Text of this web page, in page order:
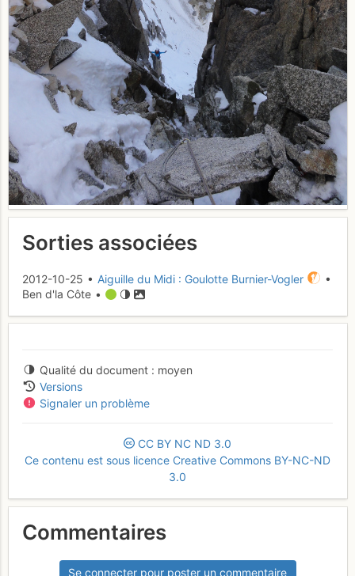
Sorties associées
2012-10-25 • Aiguille du Midi : Goulotte Burnier-Vogler
•
Ben d'la Côte •
Qualité du document
moyen
Versions
Signaler un problème
CC BY NC ND 3.0
Ce contenu est sous licence Creative Commons BY-NC-ND
3.0
Commentaires
Se connecter pour poster un commentaire